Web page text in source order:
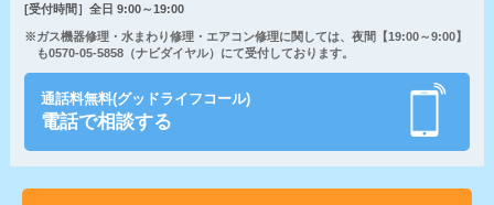
[受付時間］全日 9:00～19:00
※ガス機器修理・水まわり修理・エアコン修理に関しては、夜間【19:00～9:00】
も0570-05-5858（ナビダイヤル）にて受付しております。
通話料無料(グッドライフコール)
電話で相談する